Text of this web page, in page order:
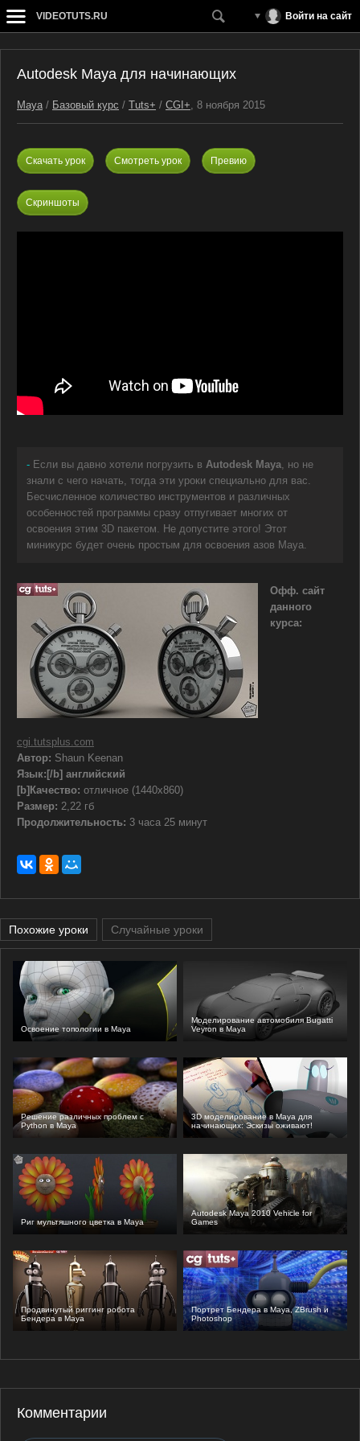
VIDEOTUTS.RU Войти на сайт
Autodesk Maya для начинающих
Maya/ Базовый курс / Tuts+ / CGI+, 8 ноября 2015
Скачать урок Смотреть урок Превию
Скриншоты
- Если вы давно хотели погрузить в Autodesk Maya, но не
знали с чего начать, тогда эти уроки специально для вас.
Бесчисленное количество инструментов и различных
особенностей программы сразу отпугивает многих от
освоения этим 3D пакетом. Не допустите этого! Этот
миникурс будет очень простым для освоения азов Maya.
Офф. сайт
данного
курса:
cgi.tutsplus.com
Автор: Shaun Keenan
Язык: [/b] английский
[b]Качество: отличное (1440x860)
Размер: 2,22 гб
Продолжительность: 3 часа 25 минут
Похожие уроки Случайные уроки
Освоение топологии в Maya
Моделирование автомобиля Bugatti
Veyron в Maya
Решение различных проблем с
Python в Maya
3D моделирование в Maya для
начинающих: Эскизы оживают!
Риг мультяшного цветка в Maya
Autodesk Maya 2010 Vehicle for
Games
Продвинутый риггинг робота
Бендера в Maya
Портрет Бендера в Maya, ZBrush и
Photoshop
Комментарии